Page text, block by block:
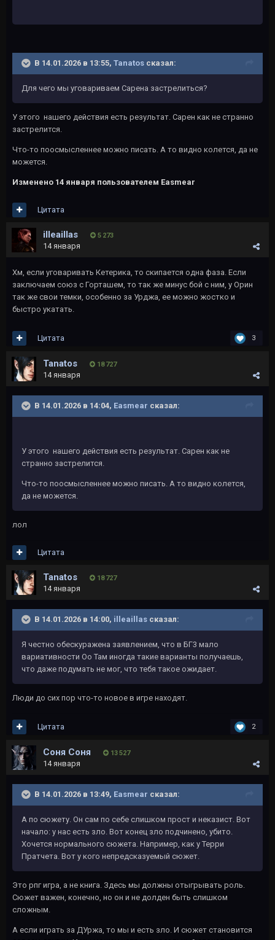
В 14.01.2026 в 13:55, Tanatos сказал:
Для чего мы уговариваем Сарена застрелиться?
У этого нашего действия есть результат. Сарен как не странно
застрелится.
Что-то поосмысленнее можно писать. А то видно колется, да не
можется.
Изменено 14 января пользователем Easmear
Цитата
illeaillas 5 273
14 января
Хм, если уговаривать Кетерика, то скипается одна фаза. Если
заключаем союз с Горташем, то так же минус бой с ним, у Орин
так же свои темки, особенно за Урджа, ее можно жостко и
быстро укатать.
3
Цитата
Tanatos 18 727
14 января
В 14.01.2026 в 14:04, Easmear сказал:
У этого нашего действия есть результат. Сарен как не
странно застрелится.
Что-то поосмысленнее можно писать. А то видно колется,
да не можется.
лол
Цитата
Tanatos 18 727
14 января
В 14.01.2026 в 14:00, illeaillas сказал:
Я честно обескуражена заявлением, что в БГ3 мало
вариативности Оо Там иногда такие варианты получаешь,
что даже подумать не мог, что тебя такое ожидает.
Люди до сих пор что-то новое в игре находят.
2
Цитата
Соня Соня 13 527
14 января
В 14.01.2026 в 13:49, Easmear сказал:
А по сюжету. Он сам по себе слишком прост и неказист. Вот
начало: у нас есть зло. Вот конец зло подчинено, убито.
Хочется нормального сюжета. Например, как у Терри
Пратчета. Вот у кого непредсказуемый сюжет.
Это рпг игра, а не книга. Здесь мы должны отыгрывать роль.
Сюжет важен, конечно, но он и не долден быть слишком
сложным.
А если играть за ДУржа, то мы и есть зло. И сюжет становится